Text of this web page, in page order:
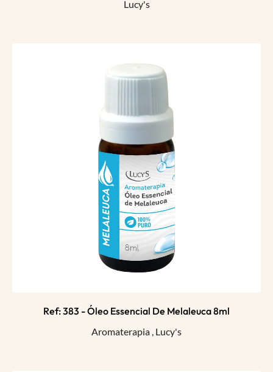
Lucy's
Ref: 383 - Óleo Essencial De Melaleuca 8ml
Aromaterapia , Lucy's